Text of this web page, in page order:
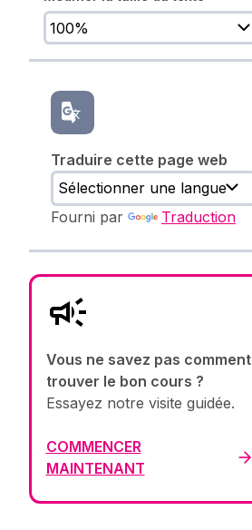
Traduire cette page web
Fourni par Traduction
Vous ne savez pas comment
trouver le bon cours ?
Essayez notre visite guidée.
COMMENCER
MAINTENANT